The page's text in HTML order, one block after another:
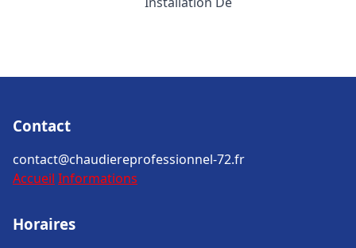
Contact
contact@chaudiereprofessionnel-72.fr
Accueil Informations
Horaires